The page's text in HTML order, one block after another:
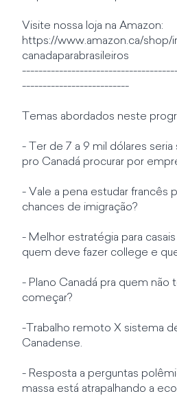
Visite nossa loja na Amazon:
https://www.amazon.ca/shop/
canadaparabrasileiros
--------------------------
Temas abordados neste
- Ter de 7 a 9 mil dólares seria
pro Canadá procurar por
- Vale a pena estudar francês
chances de imigração?
- Melhor estratégia para
quem deve fazer college e
- Plano Canadá pra quem não
começar?
-Trabalho remoto X sistema
Canadense.
- Resposta a perguntas
massa está atrapalhando a